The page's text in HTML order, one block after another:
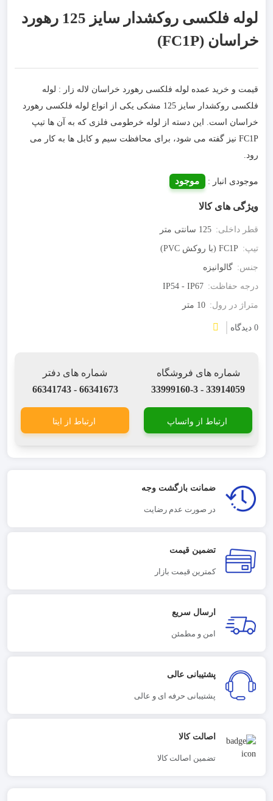
لوله فلکسی روکشدار سایز 125 رهورد
خراسان (FC1P)
قیمت و خرید عمده لوله فلکسی رهورد خراسان لاله زار : لوله
فلکسی روکشدار سایز 125 مشکی یکی از انواع لوله فلکسی رهورد
خراسان است. این دسته از لوله خرطومی فلزی که به آن ها تیپ
FC1P نیز گفته می شود، برای محافظت سیم و کابل ها به کار می
رود.
موجودی انبار : موجود
ویژگی های کالا
قطر داخلی: 125 سانتی متر
تیپ: FC1P (با روکش PVC)
جنس: گالوانیزه
درجه حفاظت: IP54 - IP67
متراژ در رول: 10 متر
0 دیدگاه
شماره های فروشگاه
33914059 - 33999160-3
شماره های دفتر
66341673 - 66341743
ارتباط از واتساپ ارتباط از ایتا
ضمانت بازگشت وجه
در صورت عدم رضایت
تضمین قیمت
کمترین قیمت بازار
ارسال سریع
امن و مطمئن
پشتیبانی عالی
پشتیبانی حرفه ای و عالی
اصالت کالا
تضمین اصالت کالا